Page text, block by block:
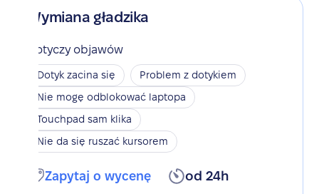
Wymiana gładzika
Dotyczy objawów
Dotyk zacina się
Problem z dotykiem
Nie mogę odblokować laptopa
Touchpad sam klika
Nie da się ruszać kursorem
Zapytaj o wycenę od 24h